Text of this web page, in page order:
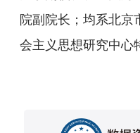
院副院长；均系北京
会主义思想研究中心